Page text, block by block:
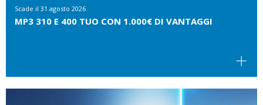
Scade il 31 agosto 2026
MP3 310 E 400 TUO CON 1.000€ DI VANTAGGI